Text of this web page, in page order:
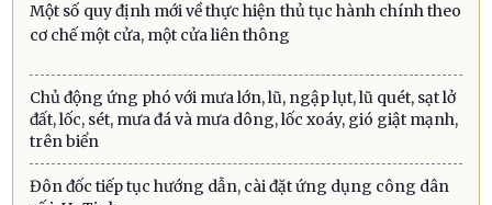
Một số quy định mới về thực hiện thủ tục hành chính theo
cơ chế một cửa, một cửa liên thông
Chủ động ứng phó với mưa lớn, lũ, ngập lụt, lũ quét, sạt lở
đất, lốc, sét, mưa đá và mưa dông, lốc xoáy, gió giật mạnh,
trên biển
Đôn đốc tiếp tục hướng dẫn, cài đặt ứng dụng công dân